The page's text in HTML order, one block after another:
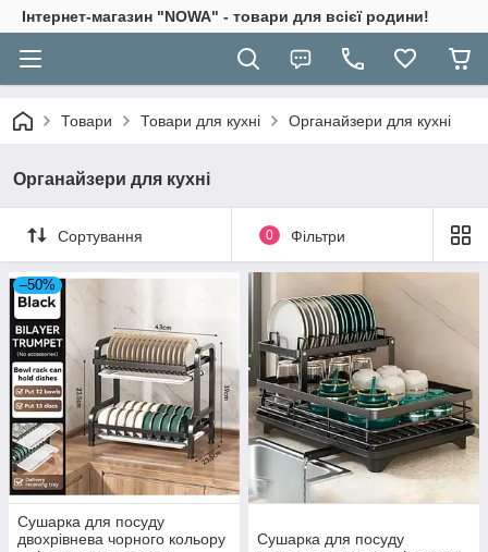
Інтернет-магазин "NOWA" - товари для всієї родини!
Товари Товари для кухні Органайзери для кухні
Органайзери для кухні
Сортування 0 Фільтри
–50%
Сушарка для посуду
двохрівнева чорного кольору
Сушарка для посуду